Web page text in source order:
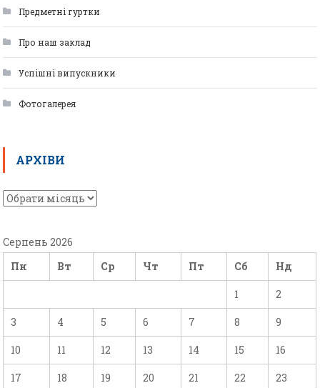
Предметні гуртки
Про наш заклад
Успішні випускники
Фотогалерея
АРХІВИ
Серпень 2026
Пн
Вт Ср Чт Пт Сб Нд
1 2
3 4 5 6 7 8 9
10 11 12 13 14 15 16
17 18 19 20 21 22 23